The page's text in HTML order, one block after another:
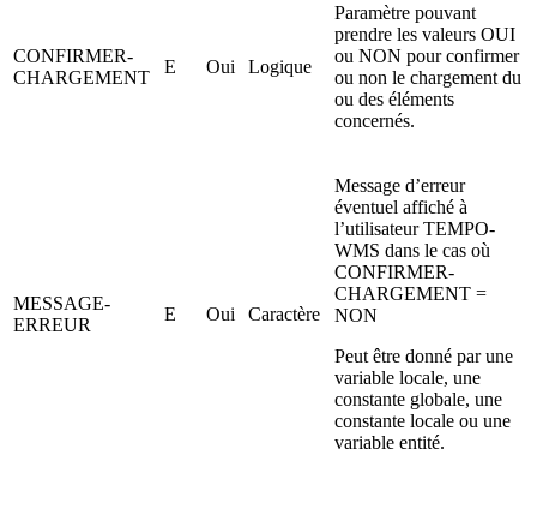
CONFIRMER-
CHARGEMENT
E Oui Logique
Paramètre pouvant
prendre les valeurs OUI
ou NON pour confirmer
ou non le chargement du
ou des éléments
concernés.
MESSAGE-
ERREUR
E Oui Caractère
Message d’erreur
éventuel affiché à
l’utilisateur TEMPO-
WMS dans le cas où
CONFIRMER-
CHARGEMENT =
NON
Peut être donné par une
variable locale, une
constante globale, une
constante locale ou une
variable entité.